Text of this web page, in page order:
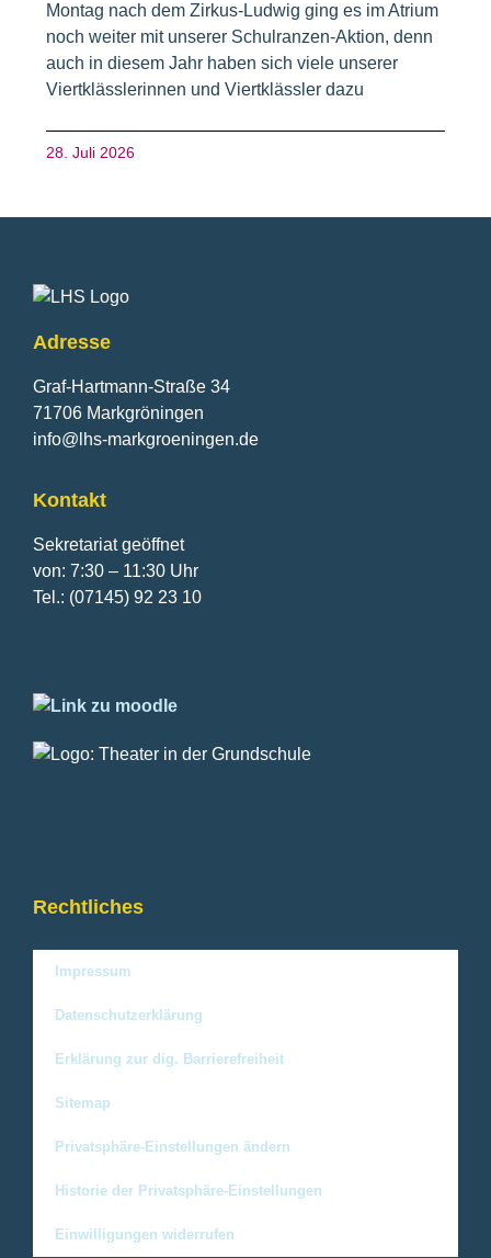
Montag nach dem Zirkus-Ludwig ging es im Atrium
noch weiter mit unserer Schulranzen-Aktion, denn
auch in diesem Jahr haben sich viele unserer
Viertklässlerinnen und Viertklässler dazu
28. Juli 2026
Fusszeile
Adresse
Graf-Hartmann-Straße 34
71706 Markgröningen
info@lhs-markgroeningen.de
Kontakt
Sekretariat geöffnet
von: 7:30 – 11:30 Uhr
Tel.: (07145) 92 23 10
Rechtliches
Impressum
Datenschutzerklärung
Erklärung zur dig. Barrierefreiheit
Sitemap
Privatsphäre-Einstellungen ändern
Historie der Privatsphäre-Einstellungen
Einwilligungen widerrufen